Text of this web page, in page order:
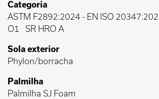
Categoria
ASTM F2892:2024 - EN ISO
O1
SR HRO A
Sola exterior
Phylon/borracha
Palmilha
Palmilha SJ Foam